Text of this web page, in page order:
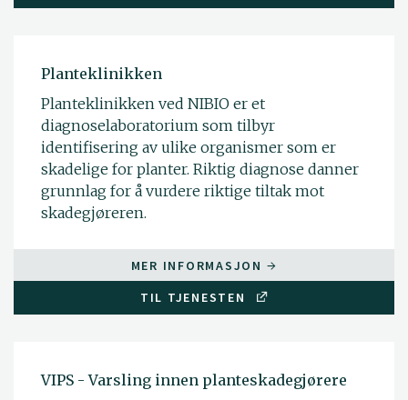
Planteklinikken
Planteklinikken ved NIBIO er et
diagnoselaboratorium som tilbyr
identifisering av ulike organismer som er
skadelige for planter. Riktig diagnose danner
grunnlag for å vurdere riktige tiltak mot
skadegjøreren.
MER INFORMASJON
TIL TJENESTEN
VIPS - Varsling innen planteskadegjørere